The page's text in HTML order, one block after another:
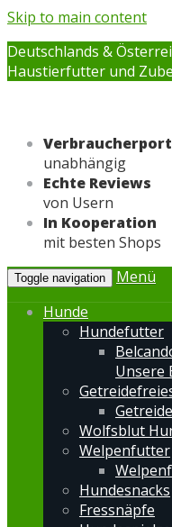
Skip to main content
Deutschlands &
Haustierfutter und
unabhängig
Echte Reviews
von Usern
In Kooperation
mit besten Shops
Toggle navigation
Menü
Hunde
Hundefutter
Unsere
Wolfsblut
Welpenfutter
Hundesnacks
Fressnäpfe